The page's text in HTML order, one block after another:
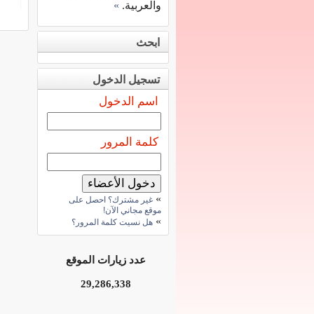
والعربية. »
ابحث
تسجيل الدخول
اسم الدخول
كلمة المرور
» غير مشترك؟ احصل على
موقع مجاني الآن!
» هل نسيت كلمة المرور؟
عدد زيارات الموقع
29,286,338